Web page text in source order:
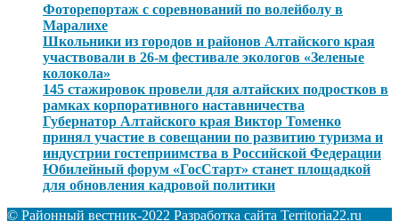
Фоторепортаж с соревнований по волейболу в
Маралихе
Школьники из городов и районов Алтайского края
участвовали в 26-м фестивале экологов «Зеленые
колокола»
145 стажировок провели для алтайских подростков в
рамках корпоративного наставничества
Губернатор Алтайского края Виктор Томенко
принял участие в совещании по развитию туризма и
индустрии гостеприимства в Российской Федерации
Юбилейный форум «ГосСтарт» станет площадкой
для обновления кадровой политики
© Районный вестник-2022 Разработка сайта Territoria22.ru